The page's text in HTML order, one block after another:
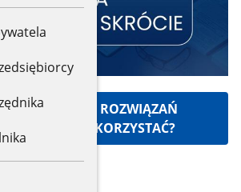
KORZYSTNYCH ROZWIĄZAŃ
MOGĘ KORZYSTAĆ?